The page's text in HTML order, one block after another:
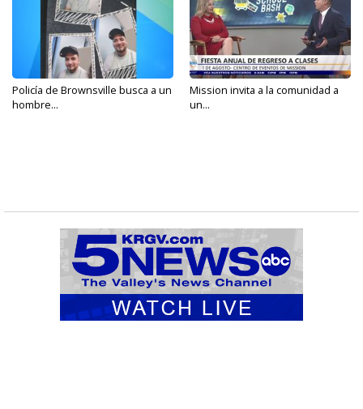
Policía de Brownsville busca a un
hombre...
Mission invita a la comunidad a
un...